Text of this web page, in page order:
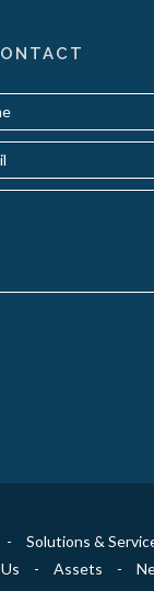
- Solutions &
- Assets -